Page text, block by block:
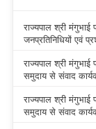
राज्यपाल श्री
जनप्रतिनिधियों एवं
राज्यपाल श्री
समुदाय से संवाद
राज्यपाल श्री
समुदाय से संवाद